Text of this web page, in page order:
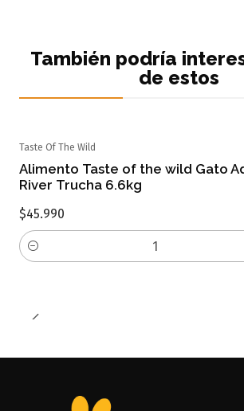
También podría
de estos
Taste Of The Wild
Alimento Taste of the wild Gato
River Trucha 6.6kg
$45.990
Cantidad